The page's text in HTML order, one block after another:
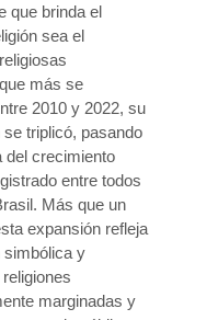
que brinda el
sea el
más se
2010 y 2022, su
triplicó, pasando
del crecimiento
entre todos
Más que un
expansión refleja
simbólica y
marginadas y